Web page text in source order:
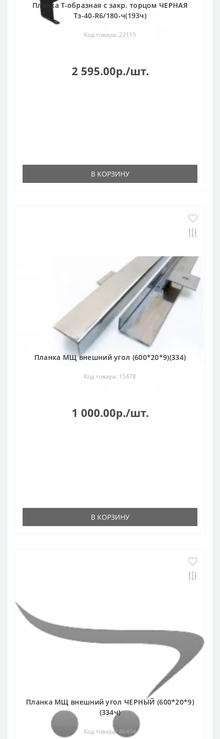
Планка Т-образная с закр. торцом ЧЕРНАЯ
Тз-40-R6/180-ч(193ч)
Код товара: 22115
2 595.00р./шт.
В КОРЗИНУ
Планка МЩ внешний угол (600*20*9)(334)
Код товара: 15478
1 000.00р./шт.
В КОРЗИНУ
Планка МЩ внешний угол ЧЕРНЫЙ (600*20*9)
(334ч)
Код товара: 46404